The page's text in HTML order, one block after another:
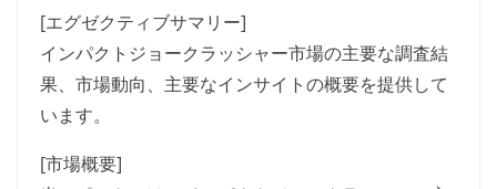
[エグゼクティブサマリー]
インパクトジョークラッシャー市場の主要な調査結
果、市場動向、主要なインサイトの概要を提供して
います。
[市場概要]